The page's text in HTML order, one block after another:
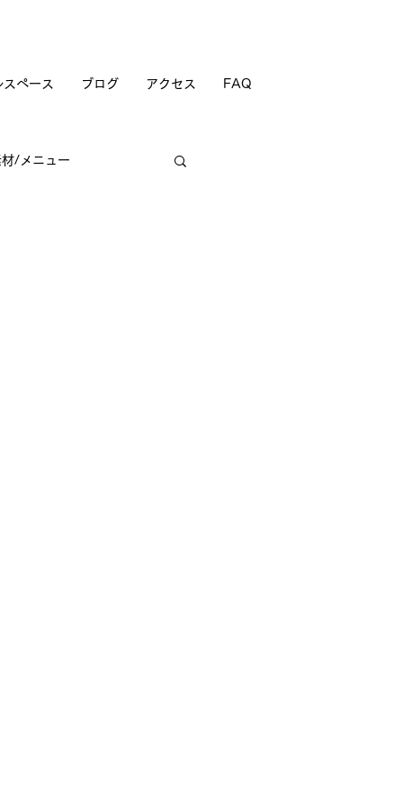
ペース ブログ アクセス FAQ
材/メニュー